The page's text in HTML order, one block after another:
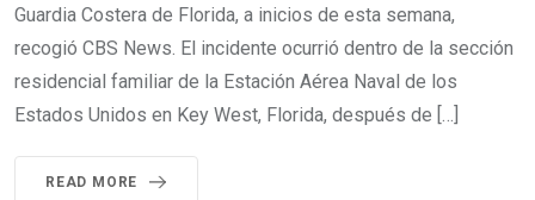
Guardia Costera de Florida, a inicios de esta semana,
recogió CBS News. El incidente ocurrió dentro de la sección
residencial familiar de la Estación Aérea Naval de los
Estados Unidos en Key West, Florida, después de […]
READ MORE